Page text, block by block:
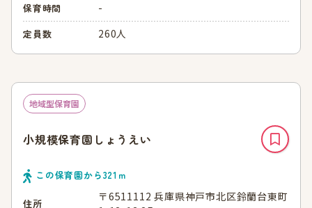
保育時間 -
定員数 260人
地域型保育園
小規模保育園しょうえい
この保育園から321 ｍ
住所
〒6511112 兵庫県神戸市北区鈴蘭台東町